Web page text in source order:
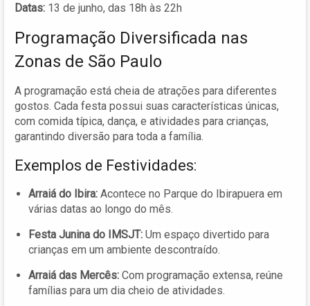
Datas: 13 de junho, das 18h às 22h
Programação Diversificada nas
Zonas de São Paulo
A programação está cheia de atrações para diferentes
gostos. Cada festa possui suas características únicas,
com comida típica, dança, e atividades para crianças,
garantindo diversão para toda a família.
Exemplos de Festividades:
Arraiá do Ibira: Acontece no Parque do Ibirapuera em
várias datas ao longo do mês.
Festa Junina do IMSJT: Um espaço divertido para
crianças em um ambiente descontraído.
Arraiá das Mercês: Com programação extensa, reúne
famílias para um dia cheio de atividades.